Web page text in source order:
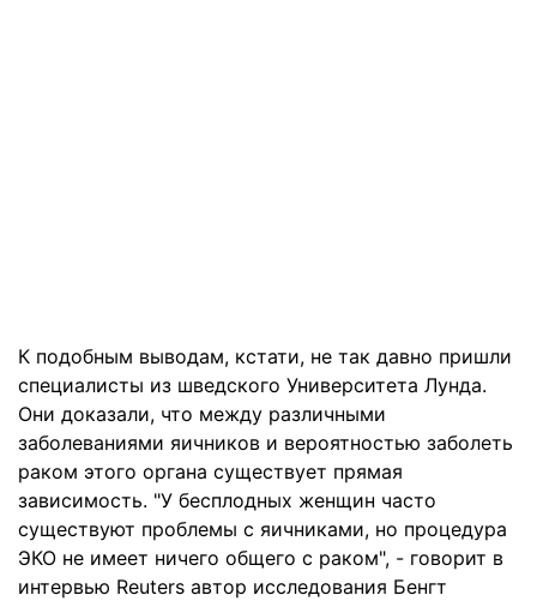
К подобным выводам, кстати, не так давно пришли
специалисты из шведского Университета Лунда.
Они доказали, что между различными
заболеваниями яичников и вероятностью заболеть
раком этого органа существует прямая
зависимость. "У бесплодных женщин часто
существуют проблемы с яичниками, но процедура
ЭКО не имеет ничего общего с раком", - говорит в
интервью Reuters автор исследования Бенгт